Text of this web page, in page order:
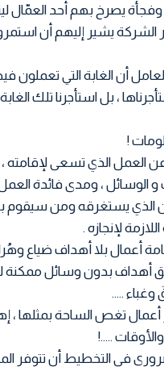
يصرخ بهم أحد العمّال
يشير إليهم أن
أن الغابة التي تعملون
، بل استأجرنا تلك
!
العمل الذي تسعى لإقامته ،
الوسائل ، ومدى فائدة
الذي يستغرقه ومن سيقوم به
لإنجازه .
أعمال بلا أهداف ضياع
أهداف بدون وسائل ممكنة
وغباء …..
أعمال تغص الساحة بمثلها ،
…..!
في التخطيط أن تتوفر